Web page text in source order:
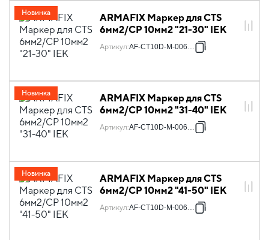
ARMAFIX Маркер для CTS
6мм2/CP 10мм2 "21-30" IEK
Артикул:AF-CT10D-M-006-03
Новинка
ARMAFIX Маркер для CTS
6мм2/CP 10мм2 "31-40" IEK
Артикул:AF-CT10D-M-006-04
Новинка
ARMAFIX Маркер для CTS
6мм2/CP 10мм2 "41-50" IEK
Артикул:AF-CT10D-M-006-05
Новинка